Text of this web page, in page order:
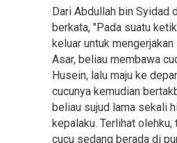
Dari Abdullah bin Syidad
berkata, "Pada suatu
keluar untuk
Asar, beliau membawa
Husein, lalu maju ke
cucunya kemudian
beliau sujud lama sekali
kepalaku. Terlihat olehku,
cucu sedang berada di